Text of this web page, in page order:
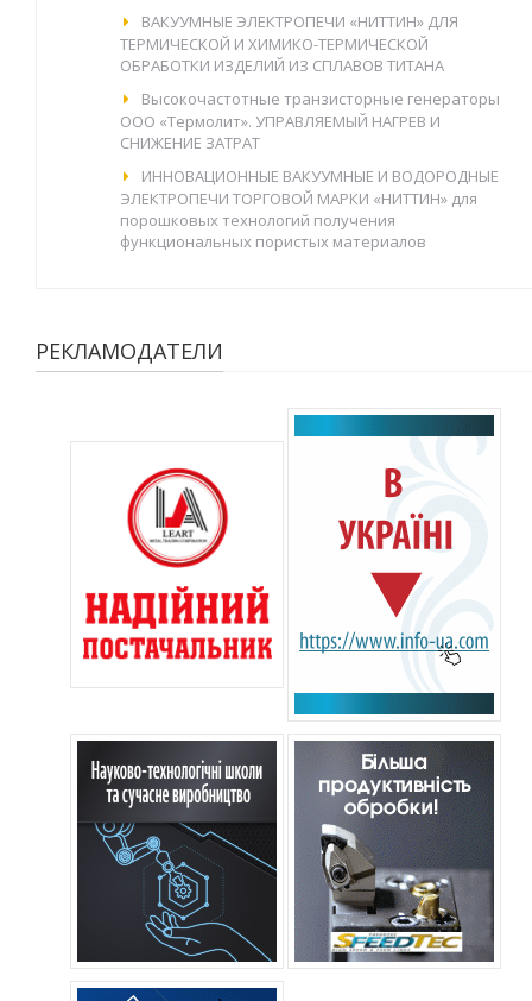
ВАКУУМНЫЕ ЭЛЕКТРОПЕЧИ «НИТТИН» ДЛЯ
ТЕРМИЧЕСКОЙ И ХИМИКО-ТЕРМИЧЕСКОЙ
ОБРАБОТКИ ИЗДЕЛИЙ ИЗ СПЛАВОВ ТИТАНА
Высокочастотные транзисторные генераторы
ООО «Термолит». УПРАВЛЯЕМЫЙ НАГРЕВ И
СНИЖЕНИЕ ЗАТРАТ
ИННОВАЦИОННЫЕ ВАКУУМНЫЕ И ВОДОРОДНЫЕ
ЭЛЕКТРОПЕЧИ ТОРГОВОЙ МАРКИ «НИТТИН» для
порошковых технологий получения
функциональных пористых материалов
РЕКЛАМОДАТЕЛИ